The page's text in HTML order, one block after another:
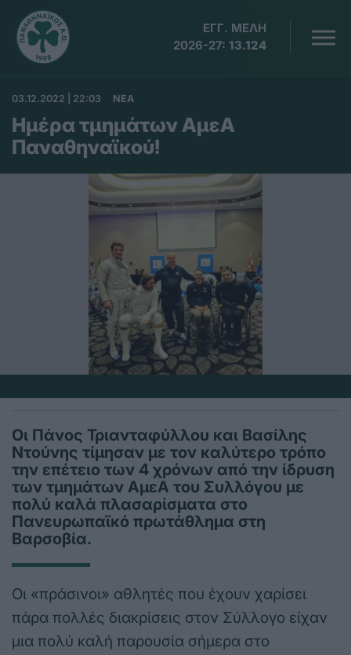
ΕΓΓ. ΜΕΛΗ
2026-27: 13.124
03.12.2022 | 22:03 ΝΕΑ
Ημέρα τμημάτων ΑμεΑ
Παναθηναϊκού!
Οι Πάνος Τριανταφύλλου και Βασίλης
Ντούνης τίμησαν με τον καλύτερο τρόπο
την επέτειο των 4 χρόνων από την ίδρυση
των τμημάτων ΑμεΑ του Συλλόγου με
πολύ καλά πλασαρίσματα στο
Πανευρωπαϊκό πρωτάθλημα στη
Βαρσοβία.
Οι «πράσινοι» αθλητές που έχουν χαρίσει
πάρα πολλές διακρίσεις στον Σύλλογο είχαν
μια πολύ καλή παρουσία σήμερα στο